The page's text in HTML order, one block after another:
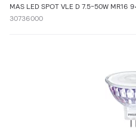
MAS LED SPOT VLE D 7.5-50W MR16
30736000